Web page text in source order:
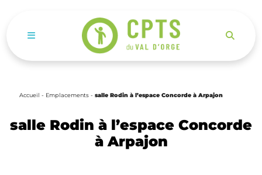
Ouvrir le menu de navigation mobile
Accueil - Emplacements - salle Rodin à l’espace Concorde à Arpajon
salle Rodin à l’espace Concorde
à Arpajon